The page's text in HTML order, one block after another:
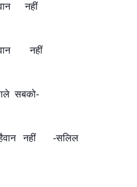
भगवान      नहीं
शैवान        नहीं
पाले  सबको-
हैवान   नहीं       -सलिल